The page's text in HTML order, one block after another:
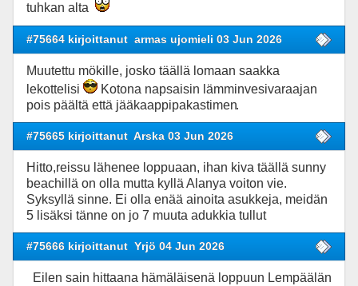
tuhkan alta
#75664 kirjoittanut armas ujomieli 03 Jun 2026
Muutettu mökille, josko täällä lomaan saakka
lekottelisi
Kotona napsaisin lämminvesivaraajan
pois päältä että jääkaappipakastimen.
#75665 kirjoittanut Arska 03 Jun 2026
Hitto,reissu lähenee loppuaan, ihan kiva täällä sunny
beachillä on olla mutta kyllä Alanya voiton vie.
Syksyllä sinne. Ei olla enää ainoita asukkeja, meidän
5 lisäksi tänne on jo 7 muuta adukkia tullut
#75666 kirjoittanut Yrjö 04 Jun 2026
Eilen sain hittaana hämäläisenä loppuun Lempäälän